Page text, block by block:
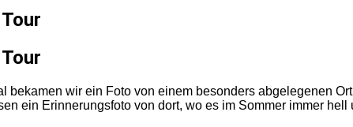
bekamen wir ein Foto von einem besonders abgelegenen
ein Erinnerungsfoto von dort, wo es im Sommer immer hell